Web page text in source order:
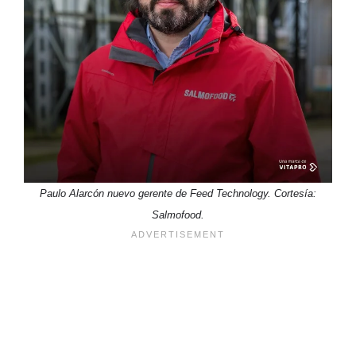
Paulo Alarcón nuevo gerente de Feed Technology. Cortesía:
Salmofood.